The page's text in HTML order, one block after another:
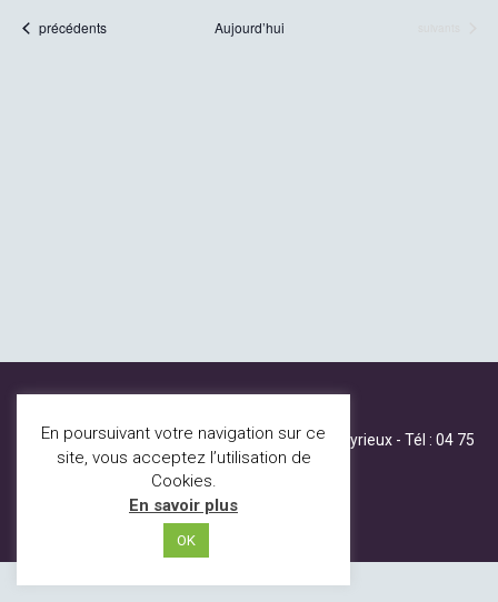
date.Évènements
précédents Aujourd’hui
80 B, allée de la mairie, 07360 St Fortunat sur Eyrieux - Tél : 04 75
65 23 96 -Mentions légales
Données Personnelles
En poursuivant votre navigation sur ce
site, vous acceptez l’utilisation de
Cookies.
En savoir plus
OK